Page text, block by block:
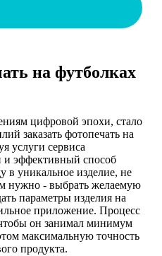
на футболках
цифровой эпохи, стало
заказать фотопечать на
услуги сервиса
эффективный способ
в уникальное изделие, не
нужно - выбрать желаемую
параметры изделия на
приложение. Процесс
он занимал минимум
максимальную точность
продукта.